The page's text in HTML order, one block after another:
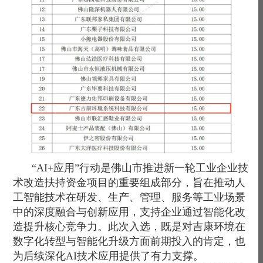
“AI+应用”行动是佛山市推进新一轮工业企业技
术改造扶持资金项目的重要组成部分，旨在推动人
工智能技术在研发、生产、管理、服务等工业场景
中的深度融合与创新应用，支持企业通过智能化改
造提升核心竞争力。此次入选，既是对吉康环境在
数字化转型与智能化升级方面前期投入的肯定，也
为后续深化AI技术应用提供了有力支撑。